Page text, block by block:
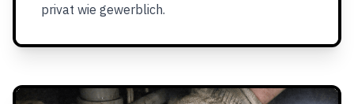
privat wie gewerblich.